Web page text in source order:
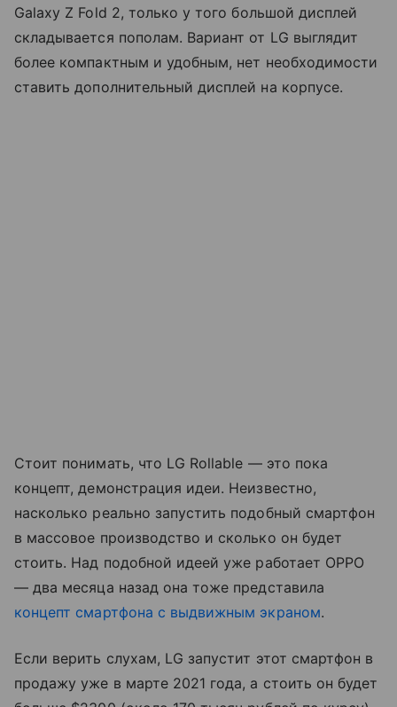
Galaxy Z Fold 2, только у того большой дисплей
складывается пополам. Вариант от LG выглядит
более компактным и удобным, нет необходимости
ставить дополнительный дисплей на корпусе.
Стоит понимать, что LG Rollable — это пока
концепт, демонстрация идеи. Неизвестно,
насколько реально запустить подобный смартфон
в массовое производство и сколько он будет
стоить. Над подобной идеей уже работает OPPO
— два месяца назад она тоже представила
концепт смартфона с выдвижным экраном.
Если верить слухам, LG запустит этот смартфон в
продажу уже в марте 2021 года, а стоить он будет